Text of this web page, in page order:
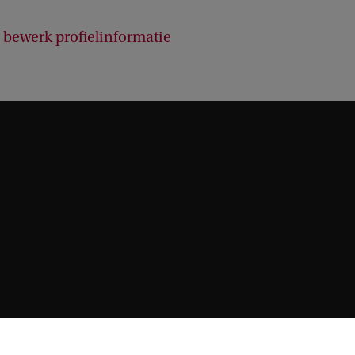
bewerk profielinformatie